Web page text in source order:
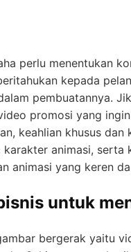
perlu menentukan
kepada
pembuatannya.
promosi yang
keahlian khusus
animasi, serta
animasi yang keren
untuk
bergerak yaitu